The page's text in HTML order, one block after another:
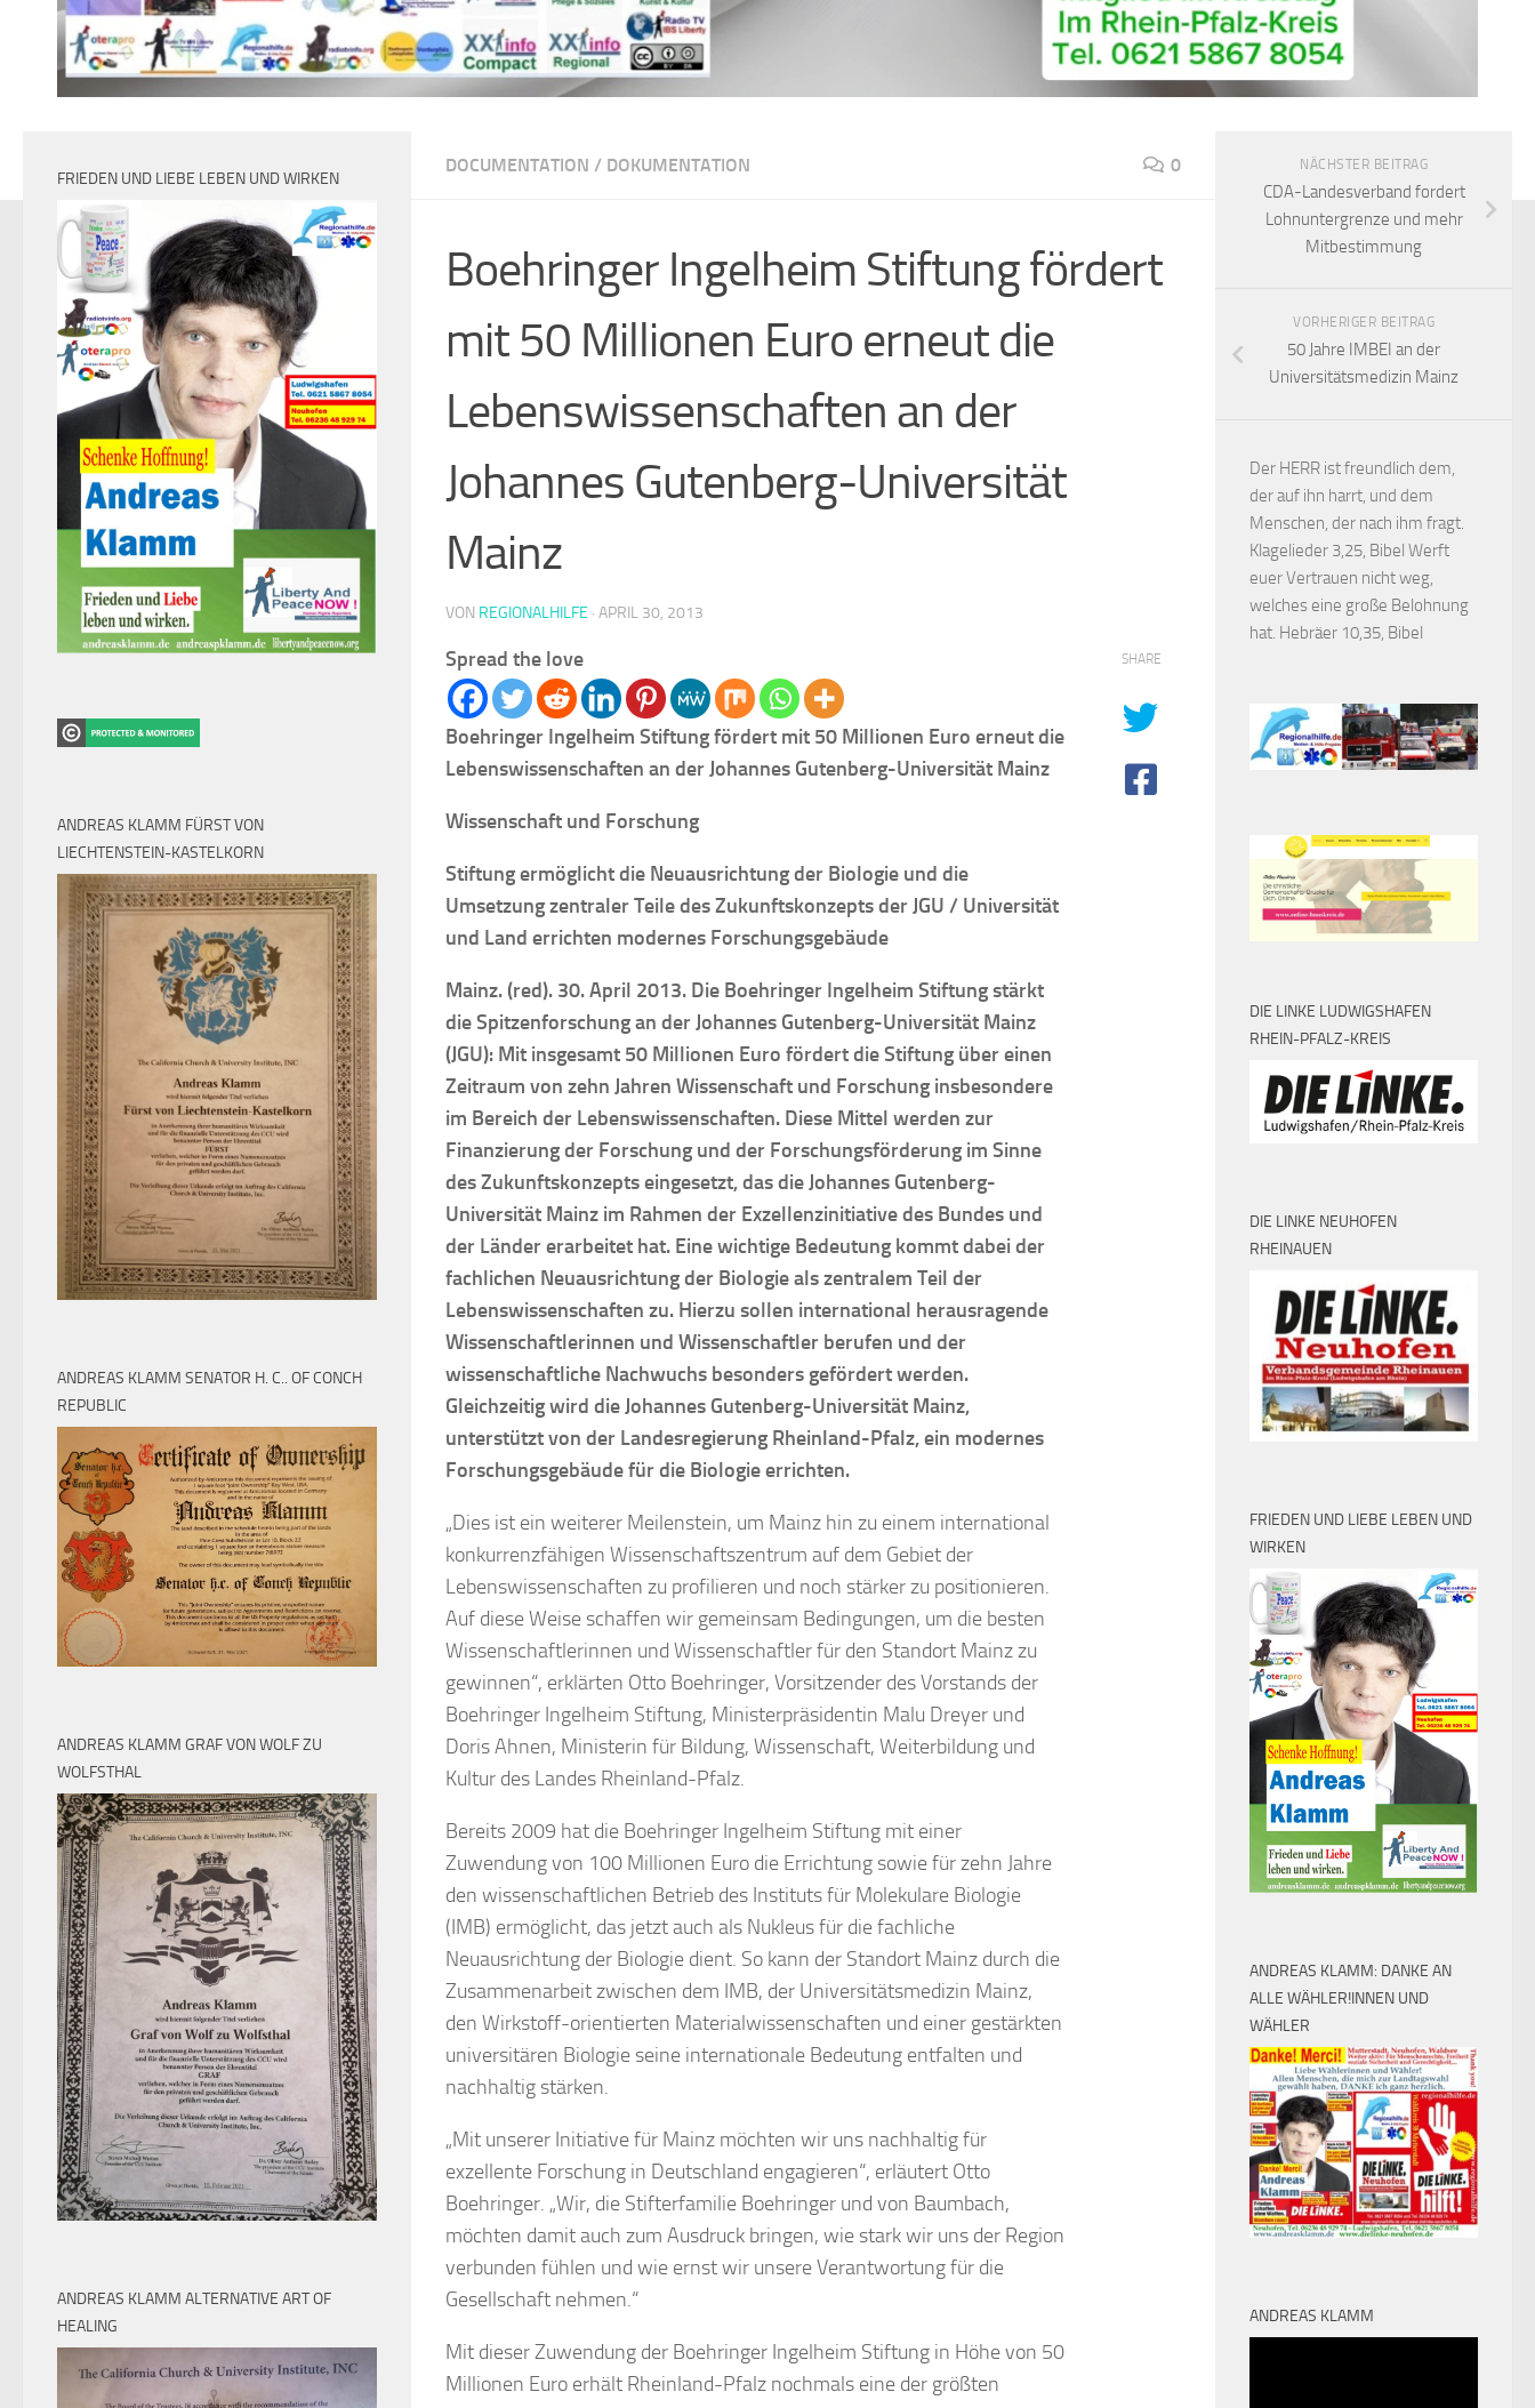
DOCUMENTATION / DOKUMENTATION 0
Boehringer Ingelheim Stiftung fördert
mit 50 Millionen Euro erneut die
Lebenswissenschaften an der
Johannes Gutenberg-Universität
Mainz
VON REGIONALHILFE · APRIL 30, 2013
Spread the love
Boehringer Ingelheim Stiftung fördert mit 50 Millionen Euro erneut die
Lebenswissenschaften an der Johannes Gutenberg-Universität Mainz
Wissenschaft und Forschung
Stiftung ermöglicht die Neuausrichtung der Biologie und die
Umsetzung zentraler Teile des Zukunftskonzepts der JGU / Universität
und Land errichten modernes Forschungsgebäude
Mainz. (red). 30. April 2013. Die Boehringer Ingelheim Stiftung stärkt
die Spitzenforschung an der Johannes Gutenberg-Universität Mainz
(JGU): Mit insgesamt 50 Millionen Euro fördert die Stiftung über einen
Zeitraum von zehn Jahren Wissenschaft und Forschung insbesondere
im Bereich der Lebenswissenschaften. Diese Mittel werden zur
Finanzierung der Forschung und der Forschungsförderung im Sinne
des Zukunftskonzepts eingesetzt, das die Johannes Gutenberg-
Universität Mainz im Rahmen der Exzellenzinitiative des Bundes und
der Länder erarbeitet hat. Eine wichtige Bedeutung kommt dabei der
fachlichen Neuausrichtung der Biologie als zentralem Teil der
Lebenswissenschaften zu. Hierzu sollen international herausragende
Wissenschaftlerinnen und Wissenschaftler berufen und der
wissenschaftliche Nachwuchs besonders gefördert werden.
Gleichzeitig wird die Johannes Gutenberg-Universität Mainz,
unterstützt von der Landesregierung Rheinland-Pfalz, ein modernes
Forschungsgebäude für die Biologie errichten.
„Dies ist ein weiterer Meilenstein, um Mainz hin zu einem international
konkurrenzfähigen Wissenschaftszentrum auf dem Gebiet der
Lebenswissenschaften zu profilieren und noch stärker zu positionieren.
Auf diese Weise schaffen wir gemeinsam Bedingungen, um die besten
Wissenschaftlerinnen und Wissenschaftler für den Standort Mainz zu
gewinnen“, erklärten Otto Boehringer, Vorsitzender des Vorstands der
Boehringer Ingelheim Stiftung, Ministerpräsidentin Malu Dreyer und
Doris Ahnen, Ministerin für Bildung, Wissenschaft, Weiterbildung und
Kultur des Landes Rheinland-Pfalz.
Bereits 2009 hat die Boehringer Ingelheim Stiftung mit einer
Zuwendung von 100 Millionen Euro die Errichtung sowie für zehn Jahre
den wissenschaftlichen Betrieb des Instituts für Molekulare Biologie
(IMB) ermöglicht, das jetzt auch als Nukleus für die fachliche
Neuausrichtung der Biologie dient. So kann der Standort Mainz durch die
Zusammenarbeit zwischen dem IMB, der Universitätsmedizin Mainz,
den Wirkstoff-orientierten Materialwissenschaften und einer gestärkten
universitären Biologie seine internationale Bedeutung entfalten und
nachhaltig stärken.
„Mit unserer Initiative für Mainz möchten wir uns nachhaltig für
exzellente Forschung in Deutschland engagieren“, erläutert Otto
Boehringer. „Wir, die Stifterfamilie Boehringer und von Baumbach,
möchten damit auch zum Ausdruck bringen, wie stark wir uns der Region
verbunden fühlen und wie ernst wir unsere Verantwortung für die
Gesellschaft nehmen.“
Mit dieser Zuwendung der Boehringer Ingelheim Stiftung in Höhe von 50
Millionen Euro erhält Rheinland-Pfalz nochmals eine der größten
SHARE
FRIEDEN UND LIEBE LEBEN UND WIRKEN
ANDREAS KLAMM FÜRST VON
LIECHTENSTEIN-KASTELKORN
ANDREAS KLAMM SENATOR H. C.. OF CONCH
REPUBLIC
ANDREAS KLAMM GRAF VON WOLF ZU
WOLFSTHAL
ANDREAS KLAMM ALTERNATIVE ART OF
HEALING
NÄCHSTER BEITRAG
CDA-Landesverband fordert
Lohnuntergrenze und mehr
Mitbestimmung
VORHERIGER BEITRAG
50 Jahre IMBEI an der
Universitätsmedizin Mainz
Der HERR ist freundlich dem,
der auf ihn harrt, und dem
Menschen, der nach ihm fragt.
Klagelieder 3,25, Bibel Werft
euer Vertrauen nicht weg,
welches eine große Belohnung
hat. Hebräer 10,35, Bibel
DIE LINKE LUDWIGSHAFEN
RHEIN-PFALZ-KREIS
DIE LINKE NEUHOFEN
RHEINAUEN
FRIEDEN UND LIEBE LEBEN UND
WIRKEN
ANDREAS KLAMM: DANKE AN
ALLE WÄHLER!INNEN UND
WÄHLER
ANDREAS KLAMM